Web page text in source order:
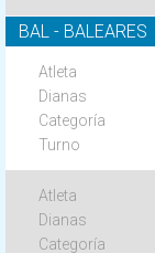
BAL - BALEARES